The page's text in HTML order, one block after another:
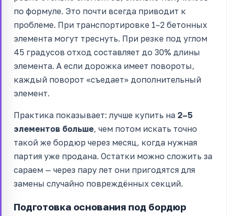
по формуле. Это почти всегда приводит к
проблеме. При транспортировке 1–2 бетонных
элемента могут треснуть. При резке под углом
45 градусов отход составляет до 30% длины
элемента. А если дорожка имеет повороты,
каждый поворот «съедает» дополнительный
элемент.
Практика показывает: лучше купить на 2–5
элементов больше, чем потом искать точно
такой же бордюр через месяц, когда нужная
партия уже продана. Остатки можно сложить за
сараем — через пару лет они пригодятся для
замены случайно повреждённых секций.
Подготовка основания под бордюр